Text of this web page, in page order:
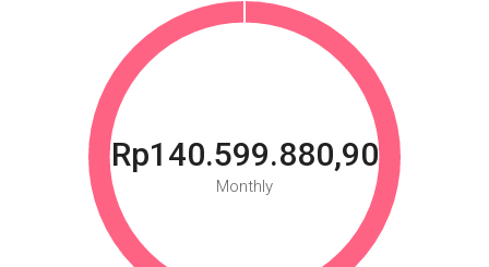
Rp140.599.880,90
Monthly